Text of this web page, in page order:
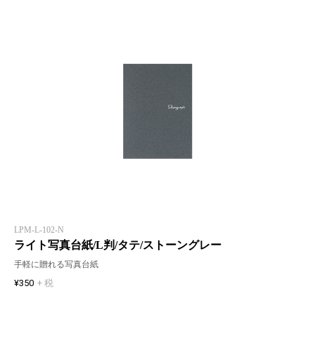
LPM-L-102-N
ライト写真台紙/L判/タテ/ストーングレー
手軽に贈れる写真台紙
¥350 + 税